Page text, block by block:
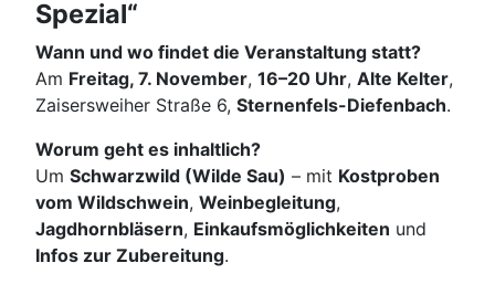
Spezial“
Wann und wo findet die Veranstaltung statt?
Am Freitag, 7. November, 16–20 Uhr, Alte Kelter,
Zaisersweiher Straße 6, Sternenfels-Diefenbach.
Worum geht es inhaltlich?
Um Schwarzwild (Wilde Sau) – mit Kostproben
vom Wildschwein, Weinbegleitung,
Jagdhornbläsern, Einkaufsmöglichkeiten und
Infos zur Zubereitung.